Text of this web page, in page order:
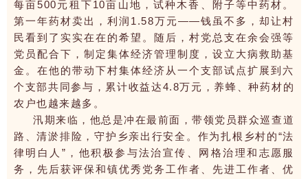
每亩500元租下10亩山地，试种木香、附子等中药材。
第一年药材卖出，利润1.58万元——钱虽不多，却让村
民看到了实实在在的希望。随后，村党总支在余会强等
党员配合下，制定集体经济管理制度，设立大病救助基
金。在他的带动下村集体经济从一个支部试点扩展到六
个支部共同参与，累计收益达4.8万元，养蜂、种药材的
农户也越来越多。
汛期来临，他总是冲在最前面，带领党员群众巡查道
路、清淤排险，守护乡亲出行安全。作为扎根乡村的“法
律明白人”，他积极参与法治宣传、网格治理和志愿服
务，先后获评保和镇优秀党务工作者、先进工作者、优